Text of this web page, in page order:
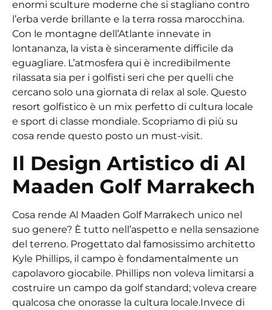
enormi sculture moderne che si stagliano contro
l’erba verde brillante e la terra rossa marocchina.
Con le montagne dell’Atlante innevate in
lontananza, la vista è sinceramente difficile da
eguagliare. L’atmosfera qui è incredibilmente
rilassata sia per i golfisti seri che per quelli che
cercano solo una giornata di relax al sole. Questo
resort golfistico è un mix perfetto di cultura locale
e sport di classe mondiale. Scopriamo di più su
cosa rende questo posto un must-visit.
Il Design Artistico di Al
Maaden Golf Marrakech
Cosa rende Al Maaden Golf Marrakech unico nel
suo genere? È tutto nell’aspetto e nella sensazione
del terreno. Progettato dal famosissimo architetto
Kyle Phillips, il campo è fondamentalmente un
capolavoro giocabile. Phillips non voleva limitarsi a
costruire un campo da golf standard; voleva creare
qualcosa che onorasse la cultura locale.Invece di